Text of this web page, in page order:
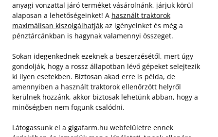
anyagi vonzattal járó terméket vásárolnánk, járjuk körül
alaposan a lehetőségeinket! A használt traktorok
maximálisan kiszolgálhatják az igényeinket és még a
pénztárcánkban is hagynak valamennyi összeget.
Sokan idegenkednek ezeknek a beszerzésétől, mert úgy
gondolják, hogy a rossz állapotban lévő gépeket selejtezik
ki ilyen esetekben. Biztosan akad erre is példa, de
amennyiben a használt traktorok ellenőrzött helyről
kerülnek hozzánk, akkor biztosak lehetünk abban, hogy a
minőségben nem fogunk csalódni.
Látogassunk el a gigafarm.hu webfelületre ennek